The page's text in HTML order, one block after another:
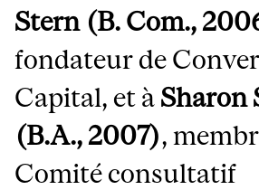
Stern (B. Com.,
fondateur de
Capital, et à Sharon
(B.A., 2007),
Comité consultatif